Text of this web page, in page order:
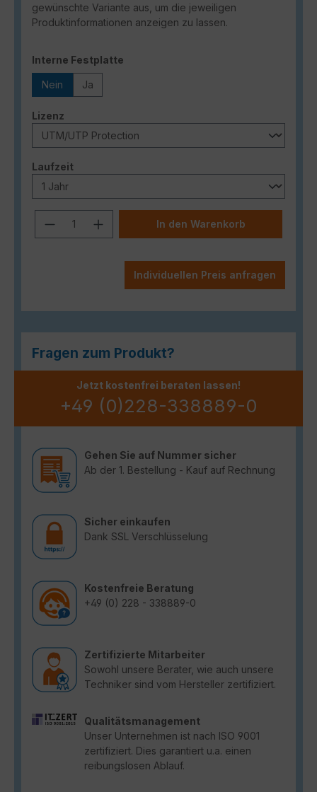
gewünschte Variante aus, um die jeweiligen
Produktinformationen anzeigen zu lassen.
Interne Festplatte
Nein Ja
Lizenz
Laufzeitauswählen
Produkt Anzahl: Gib den
In den Warenkorb
Individuellen Preis anfragen
Fragen zum Produkt?
Jetzt kostenfrei beraten lassen!
+49 (0)228-338889-0
Gehen Sie auf Nummer sicher
Ab der 1. Bestellung - Kauf auf Rechnung
Sicher einkaufen
Dank SSL Verschlüsselung
Kostenfreie Beratung
+49 (0) 228 - 338889-0
Zertifizierte Mitarbeiter
Sowohl unsere Berater, wie auch unsere
Techniker sind vom Hersteller zertifiziert.
Qualitätsmanagement
Unser Unternehmen ist nach ISO 9001
zertifiziert. Dies garantiert u.a. einen
reibungslosen Ablauf.